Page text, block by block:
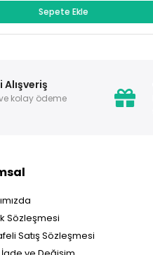
Alışveriş
kolay ödeme
Sözleşmesi
Satış Sözleşmesi